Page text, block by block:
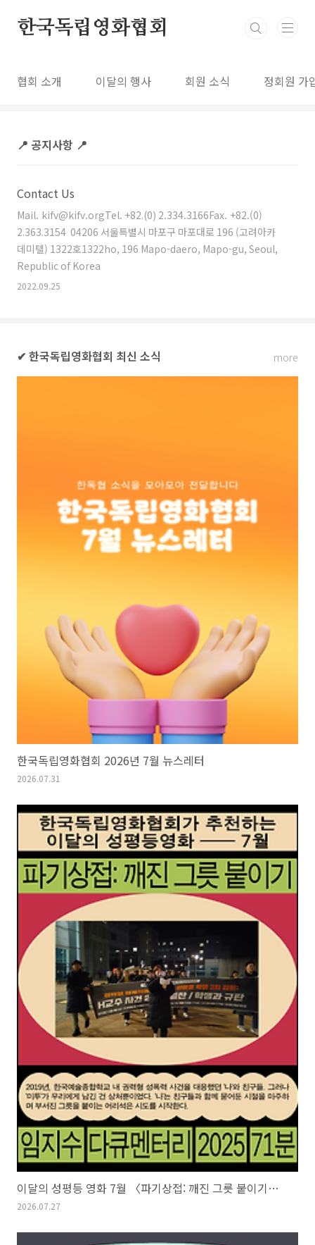
한국독립영화협회
협회 소개 이달의 행사 회원 소식 정회원 가
📍 공지사항 📍
Contact Us
Mail. kifv@kifv.orgTel. +82.(0) 2.334.3166Fax. +82.(0)
2.363.3154 04206 서울특별시 마포구 마포대로 196 (고려아카
데미텔) 1322호1322ho, 196 Mapo-daero, Mapo-gu, Seoul,
Republic of Korea
2022.09.25
✔ 한국독립영화협회 최신 소식
한국독립영화협회 2026년 7월 뉴스레터
2026.07.31
이달의 성평등 영화 7월 〈파기상접: 깨진 그릇 붙이기〉 임지수
2026.07.27
more